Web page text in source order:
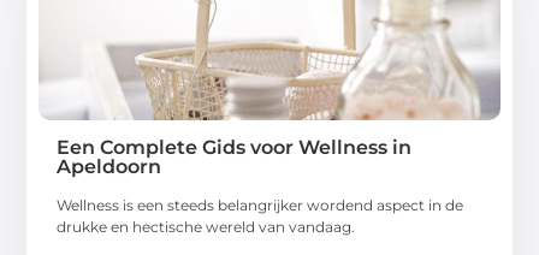
Een Complete Gids voor Wellness in
Apeldoorn
Wellness is een steeds belangrijker wordend aspect in de
drukke en hectische wereld van vandaag.